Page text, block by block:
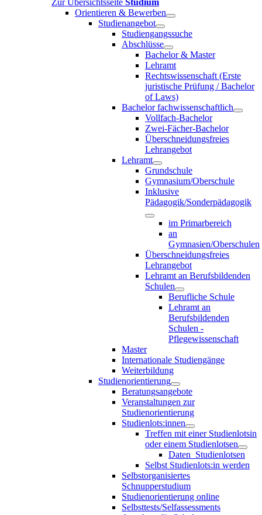
Orientieren & Bewerben
Studienangebot
Studiengangssuche
Abschlüsse
Bachelor & Master
Lehramt
Rechtswissenschaft (Erste
juristische Prüfung / Bachelor
of Laws)
Bachelor fachwissenschaftlich
Vollfach-Bachelor
Zwei-Fächer-Bachelor
Überschneidungsfreies
Lehrangebot
Lehramt
Grundschule
Gymnasium/Oberschule
Inklusive
Pädagogik/Sonderpädagogik
im Primarbereich
an
Gymnasien/Oberschulen
Überschneidungsfreies
Lehrangebot
Lehramt an Berufsbildenden
Schulen
Berufliche Schule
Lehramt an
Berufsbildenden
Schulen -
Pflegewissenschaft
Master
Internationale Studiengänge
Weiterbildung
Studienorientierung
Beratungsangebote
Veranstaltungen zur
Studienorientierung
Studienlots:innen
Treffen mit einer Studienlotsin
oder einem Studienlotsen
Daten_Studienlotsen
Selbst Studienlots:in werden
Selbstorganisiertes
Schnupperstudium
Studienorientierung online
Selbsttests/Selfassessments